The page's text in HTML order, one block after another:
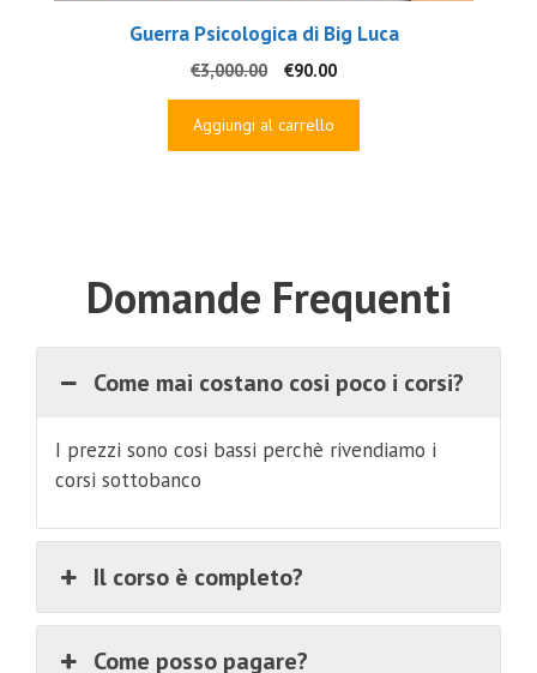
Guerra Psicologica di Big Luca
€3,000.00
Il
prezzo
originale
€90.00Il
prezzo
Aggiungi al carrello
Domande Frequenti
Come mai costano cosi poco i corsi?
I prezzi sono cosi bassi perchè rivendiamo i
corsi sottobanco
Il corso è completo?
Come posso pagare?